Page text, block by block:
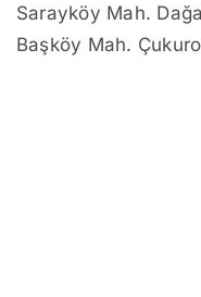
Sarayköy Mah.
Başköy Mah.